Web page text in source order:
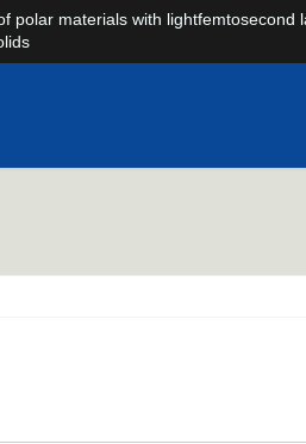
polar materials with lightfemtosecond